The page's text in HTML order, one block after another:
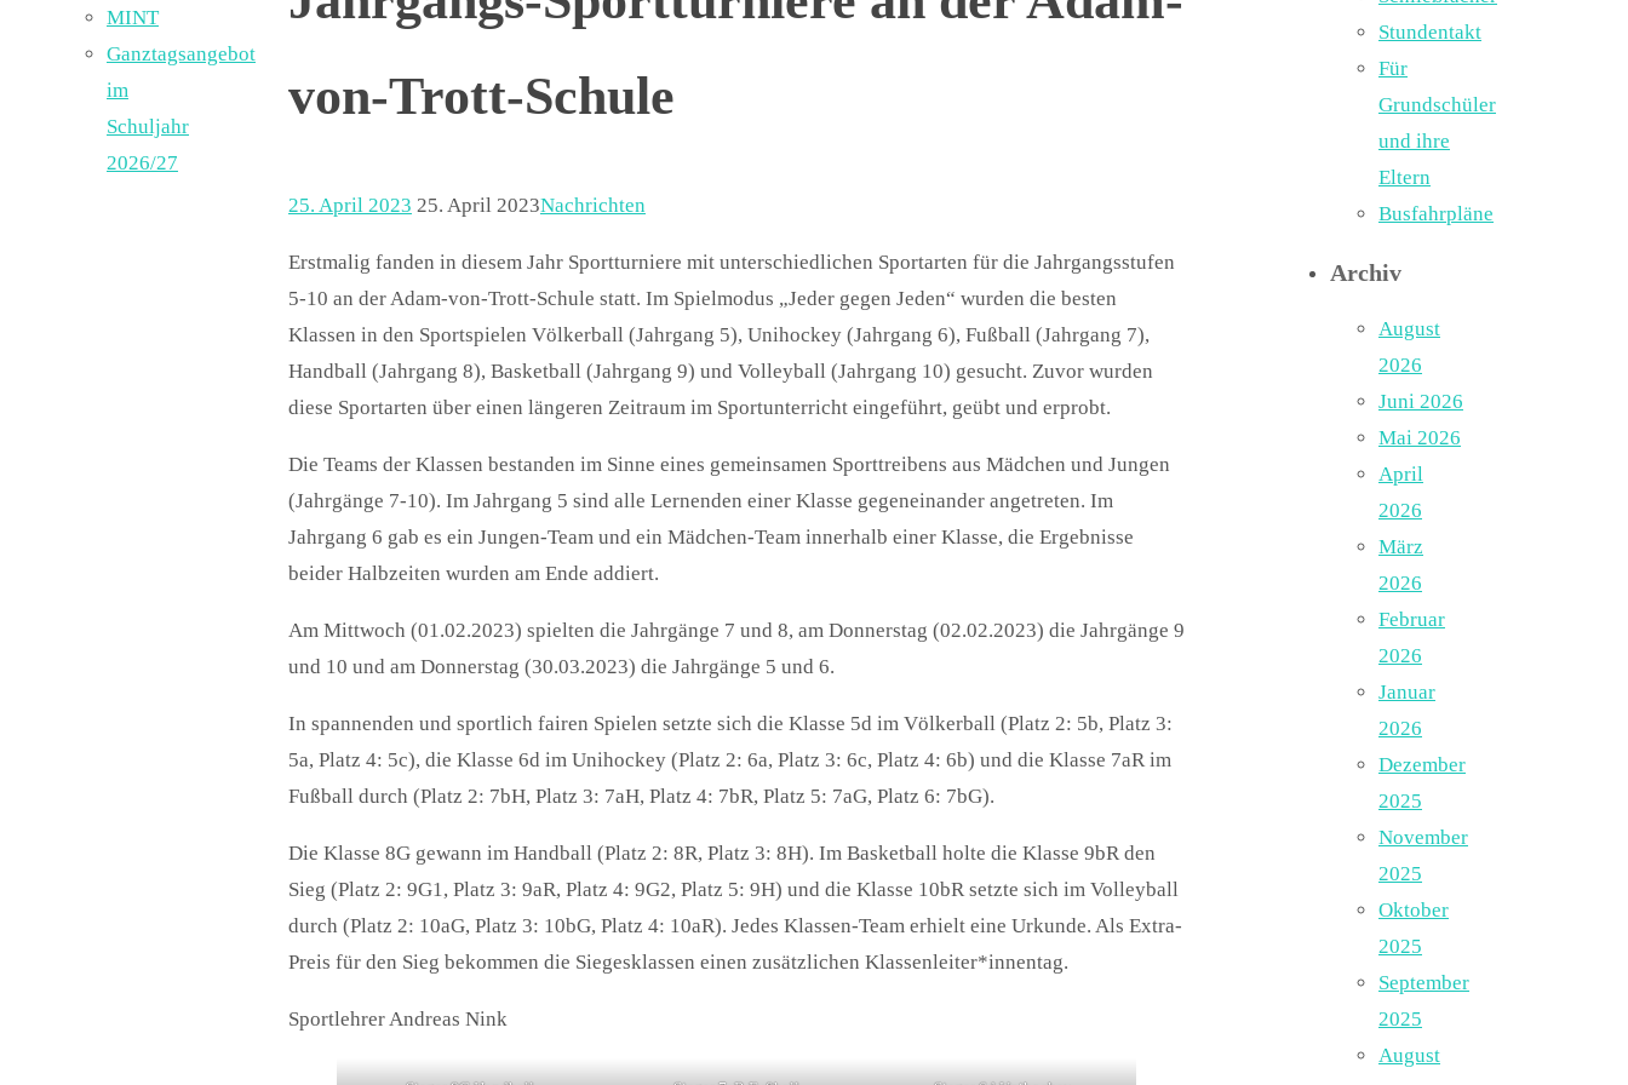
von-Trott-Schule
25. April 2023 25. April 2023Nachrichten
Erstmalig fanden in diesem Jahr Sportturniere mit unterschiedlichen Sportarten für die Jahrgangsstufen
5-10 an der Adam-von-Trott-Schule statt. Im Spielmodus „Jeder gegen Jeden“ wurden die besten
Klassen in den Sportspielen Völkerball (Jahrgang 5), Unihockey (Jahrgang 6), Fußball (Jahrgang 7),
Handball (Jahrgang 8), Basketball (Jahrgang 9) und Volleyball (Jahrgang 10) gesucht. Zuvor wurden
diese Sportarten über einen längeren Zeitraum im Sportunterricht eingeführt, geübt und erprobt.
Die Teams der Klassen bestanden im Sinne eines gemeinsamen Sporttreibens aus Mädchen und Jungen
(Jahrgänge 7-10). Im Jahrgang 5 sind alle Lernenden einer Klasse gegeneinander angetreten. Im
Jahrgang 6 gab es ein Jungen-Team und ein Mädchen-Team innerhalb einer Klasse, die Ergebnisse
beider Halbzeiten wurden am Ende addiert.
Am Mittwoch (01.02.2023) spielten die Jahrgänge 7 und 8, am Donnerstag (02.02.2023) die Jahrgänge 9
und 10 und am Donnerstag (30.03.2023) die Jahrgänge 5 und 6.
In spannenden und sportlich fairen Spielen setzte sich die Klasse 5d im Völkerball (Platz 2: 5b, Platz 3:
5a, Platz 4: 5c), die Klasse 6d im Unihockey (Platz 2: 6a, Platz 3: 6c, Platz 4: 6b) und die Klasse 7aR im
Fußball durch (Platz 2: 7bH, Platz 3: 7aH, Platz 4: 7bR, Platz 5: 7aG, Platz 6: 7bG).
Die Klasse 8G gewann im Handball (Platz 2: 8R, Platz 3: 8H). Im Basketball holte die Klasse 9bR den
Sieg (Platz 2: 9G1, Platz 3: 9aR, Platz 4: 9G2, Platz 5: 9H) und die Klasse 10bR setzte sich im Volleyball
durch (Platz 2: 10aG, Platz 3: 10bG, Platz 4: 10aR). Jedes Klassen-Team erhielt eine Urkunde. Als Extra-
Preis für den Sieg bekommen die Siegesklassen einen zusätzlichen Klassenleiter*innentag.
Sportlehrer Andreas Nink
MINT
Ganztagsangebot
im
Schuljahr
2026/27
Stundentakt
Für
Grundschüler
und ihre
Eltern
Busfahrpläne
Archiv
August
2026
Juni 2026
Mai 2026
April
2026
März
2026
Februar
2026
Januar
2026
Dezember
2025
November
2025
Oktober
2025
September
2025
August